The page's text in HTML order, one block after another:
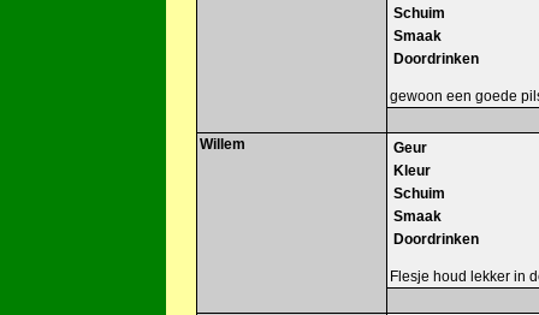
Schuim
Smaak
Doordrinken
gewoon een goede
Willem
Geur
Kleur
Schuim
Smaak
Doordrinken
Flesje houd lekker in